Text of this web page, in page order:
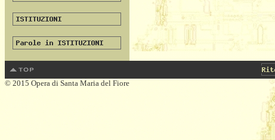
© 2015 Opera di Santa Maria del Fiore